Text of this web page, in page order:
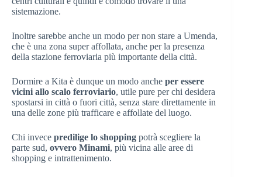
sistemazione.
Inoltre sarebbe anche un modo per non stare a Umenda,
che è una zona super affollata, anche per la presenza
della stazione ferroviaria più importante della città.
Dormire a Kita è dunque un modo anche per essere
vicini allo scalo ferroviario, utile pure per chi desidera
spostarsi in città o fuori città, senza stare direttamente in
una delle zone più trafficare e affollate del luogo.
Chi invece predilige lo shopping potrà scegliere la
parte sud, ovvero Minami, più vicina alle aree di
shopping e intrattenimento.